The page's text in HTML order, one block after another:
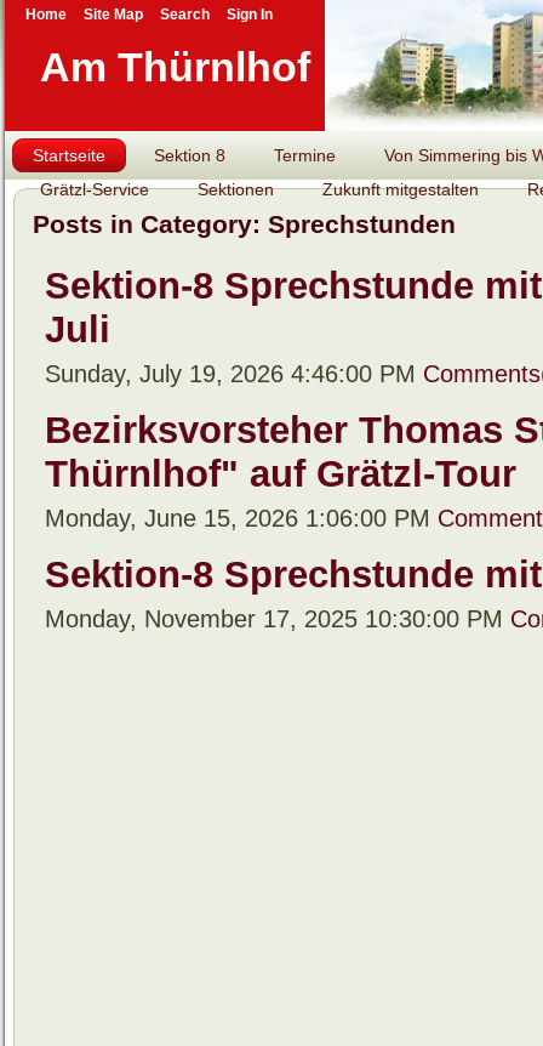
Am Thürnlhof
Startseite Sektion 8 Termine
Von Simmering bis
Grätzl-Service
Sektionen Zukunft mitgestalten
Posts in Category: Sprechstunden
Sektion-8 Sprechstunde
Juli
Sunday, July 19, 2026 4:46:00 PM
Bezirksvorsteher Thomas
Thürnlhof" auf Grätzl-Tour
Monday, June 15, 2026 1:06:00 PM
Sektion-8 Sprechstunde
Monday, November 17, 2025 10:30:00 PM
Home Site Map Search Sign In